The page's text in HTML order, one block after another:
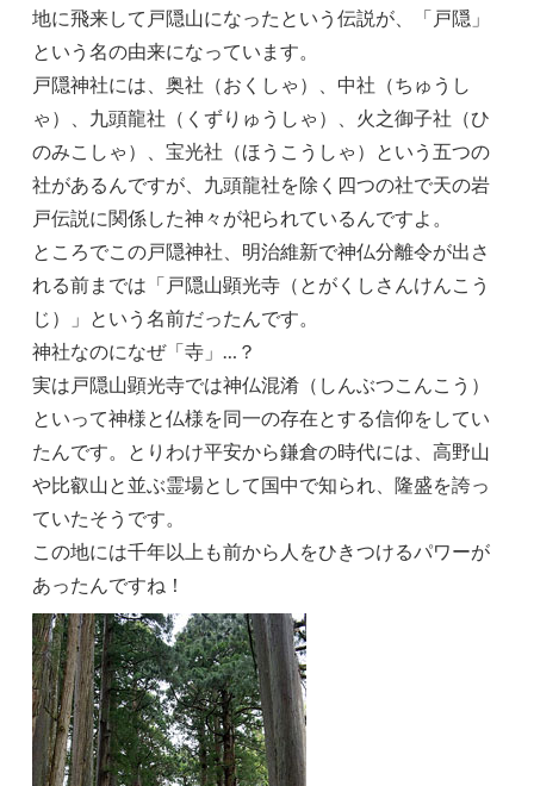
地に飛来して戸隠山になったという伝説が、「戸隠」
という名の由来になっています。
戸隠神社には、奥社（おくしゃ）、中社（ちゅうし
ゃ）、九頭龍社（くずりゅうしゃ）、火之御子社（ひ
のみこしゃ）、宝光社（ほうこうしゃ）という五つの
社があるんですが、九頭龍社を除く四つの社で天の岩
戸伝説に関係した神々が祀られているんですよ。
ところでこの戸隠神社、明治維新で神仏分離令が出さ
れる前までは「戸隠山顕光寺（とがくしさんけんこう
じ）」という名前だったんです。
神社なのになぜ「寺」…？
実は戸隠山顕光寺では神仏混淆（しんぶつこんこう）
といって神様と仏様を同一の存在とする信仰をしてい
たんです。とりわけ平安から鎌倉の時代には、高野山
や比叡山と並ぶ霊場として国中で知られ、隆盛を誇っ
ていたそうです。
この地には千年以上も前から人をひきつけるパワーが
あったんですね！